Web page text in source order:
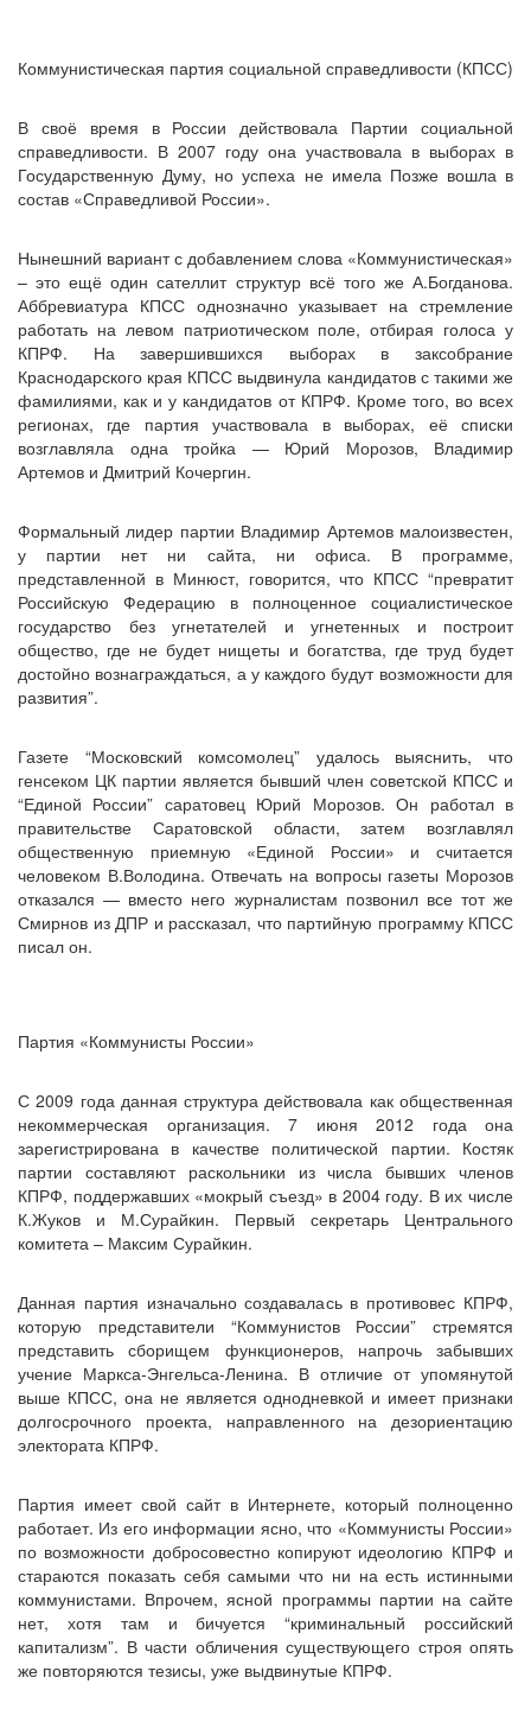
Коммунистическая партия социальной справедливости (КПСС)
В своё время в России действовала Партии социальной
справедливости. В 2007 году она участвовала в выборах в
Государственную Думу, но успеха не имела Позже вошла в
состав «Справедливой России».
Нынешний вариант с добавлением слова «Коммунистическая»
– это ещё один сателлит структур всё того же А.Богданова.
Аббревиатура КПСС однозначно указывает на стремление
работать на левом патриотическом поле, отбирая голоса у
КПРФ. На завершившихся выборах в заксобрание
Краснодарского края КПСС выдвинула кандидатов с такими же
фамилиями, как и у кандидатов от КПРФ. Кроме того, во всех
регионах, где партия участвовала в выборах, её списки
возглавляла одна тройка — Юрий Морозов, Владимир
Артемов и Дмитрий Кочергин.
Формальный лидер партии Владимир Артемов малоизвестен,
у партии нет ни сайта, ни офиса. В программе,
представленной в Минюст, говорится, что КПСС “превратит
Российскую Федерацию в полноценное социалистическое
государство без угнетателей и угнетенных и построит
общество, где не будет нищеты и богатства, где труд будет
достойно вознаграждаться, а у каждого будут возможности для
развития”.
Газете “Московский комсомолец” удалось выяснить, что
генсеком ЦК партии является бывший член советской КПСС и
“Единой России” саратовец Юрий Морозов. Он работал в
правительстве Саратовской области, затем возглавлял
общественную приемную «Единой России» и считается
человеком В.Володина. Отвечать на вопросы газеты Морозов
отказался — вместо него журналистам позвонил все тот же
Смирнов из ДПР и рассказал, что партийную программу КПСС
писал он.
Партия «Коммунисты России»
С 2009 года данная структура действовала как общественная
некоммерческая организация. 7 июня 2012 года она
зарегистрирована в качестве политической партии. Костяк
партии составляют раскольники из числа бывших членов
КПРФ, поддержавших «мокрый съезд» в 2004 году. В их числе
К.Жуков и М.Сурайкин. Первый секретарь Центрального
комитета – Максим Сурайкин.
Данная партия изначально создавалась в противовес КПРФ,
которую представители “Коммунистов России” стремятся
представить сборищем функционеров, напрочь забывших
учение Маркса-Энгельса-Ленина. В отличие от упомянутой
выше КПСС, она не является однодневкой и имеет признаки
долгосрочного проекта, направленного на дезориентацию
электората КПРФ.
Партия имеет свой сайт в Интернете, который полноценно
работает. Из его информации ясно, что «Коммунисты России»
по возможности добросовестно копируют идеологию КПРФ и
стараются показать себя самыми что ни на есть истинными
коммунистами. Впрочем, ясной программы партии на сайте
нет, хотя там и бичуется “криминальный российский
капитализм”. В части обличения существующего строя опять
же повторяются тезисы, уже выдвинутые КПРФ.